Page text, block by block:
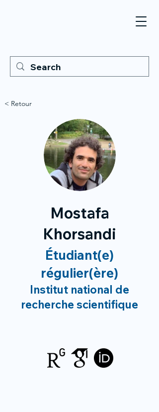
< Retour
Mostafa
Khorsandi
Étudiant(e)
régulier(ère)
Institut national de
recherche scientifique